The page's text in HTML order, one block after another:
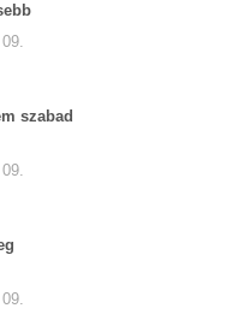
szabad